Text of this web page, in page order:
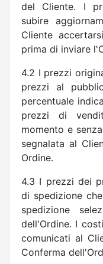
del Cliente. I
subire
Cliente
prima di inviare
4.2 I prezzi
prezzi al
percentuale
prezzi di
momento e
segnalata al
Ordine.
4.3 I prezzi dei
di spedizione
spedizione
dell'Ordine. I
comunicati al
Conferma